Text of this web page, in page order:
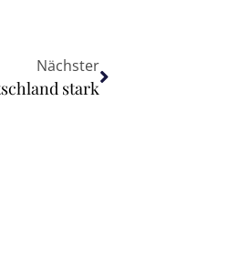
Nächster
stark